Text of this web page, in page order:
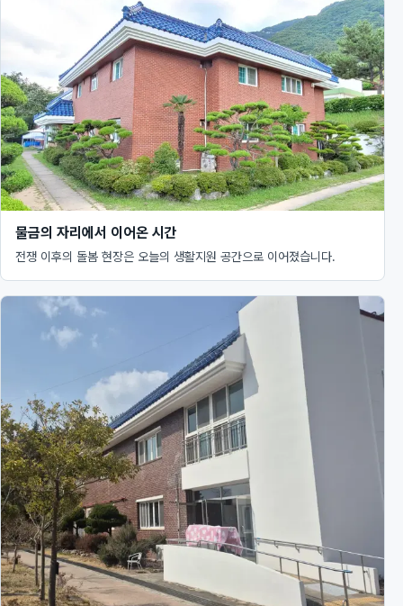
물금의 자리에서 이어온 시간
전쟁 이후의 돌봄 현장은 오늘의 생활지원 공간으로 이어졌습니다.